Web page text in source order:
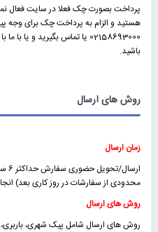
پرداخت بصورت چک فعلا در سایت فعال
هستید و الزام به پرداخت چک برای وجه
باشید.
روش های ارسال
زمان ارسال
محدودی از سفارشات در روز کاری بعد)
روش های ارسال
روش های ارسال شامل پیک شهری،